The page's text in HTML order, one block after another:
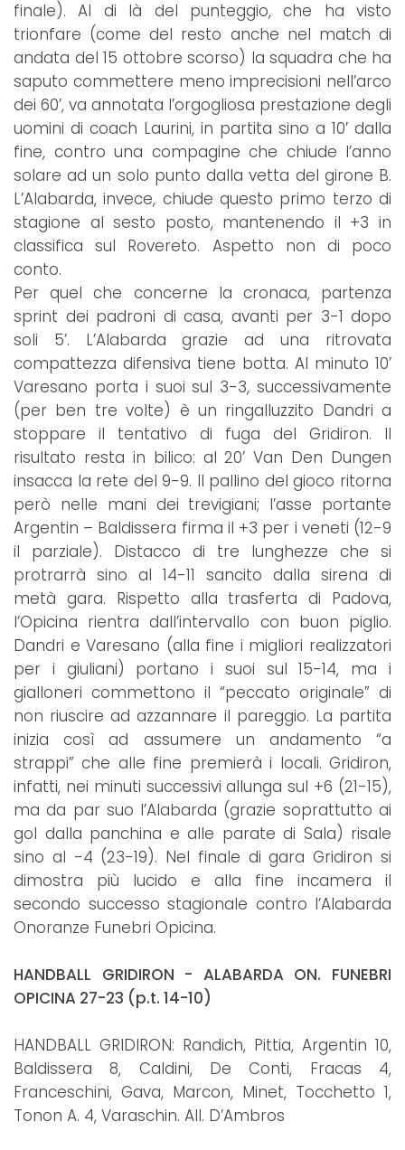
finale). Al di là del punteggio, che ha visto
trionfare (come del resto anche nel match di
andata del 15 ottobre scorso) la squadra che ha
saputo commettere meno imprecisioni nell’arco
dei 60’, va annotata l’orgogliosa prestazione degli
uomini di coach Laurini, in partita sino a 10’ dalla
fine, contro una compagine che chiude l’anno
solare ad un solo punto dalla vetta del girone B.
L’Alabarda, invece, chiude questo primo terzo di
stagione al sesto posto, mantenendo il +3 in
classifica sul Rovereto. Aspetto non di poco
conto.
Per quel che concerne la cronaca, partenza
sprint dei padroni di casa, avanti per 3-1 dopo
soli 5’. L’Alabarda grazie ad una ritrovata
compattezza difensiva tiene botta. Al minuto 10’
Varesano porta i suoi sul 3-3, successivamente
(per ben tre volte) è un ringalluzzito Dandri a
stoppare il tentativo di fuga del Gridiron. Il
risultato resta in bilico: al 20’ Van Den Dungen
insacca la rete del 9-9. Il pallino del gioco ritorna
però nelle mani dei trevigiani; l’asse portante
Argentin – Baldissera firma il +3 per i veneti (12-9
il parziale). Distacco di tre lunghezze che si
protrarrà sino al 14-11 sancito dalla sirena di
metà gara. Rispetto alla trasferta di Padova,
l’Opicina rientra dall’intervallo con buon piglio.
Dandri e Varesano (alla fine i migliori realizzatori
per i giuliani) portano i suoi sul 15-14, ma i
gialloneri commettono il “peccato originale” di
non riuscire ad azzannare il pareggio. La partita
inizia così ad assumere un andamento “a
strappi” che alle fine premierà i locali. Gridiron,
infatti, nei minuti successivi allunga sul +6 (21-15),
ma da par suo l’Alabarda (grazie soprattutto ai
gol dalla panchina e alle parate di Sala) risale
sino al -4 (23-19). Nel finale di gara Gridiron si
dimostra più lucido e alla fine incamera il
secondo successo stagionale contro l’Alabarda
Onoranze Funebri Opicina.
HANDBALL GRIDIRON - ALABARDA ON. FUNEBRI
OPICINA 27-23 (p.t. 14-10)
HANDBALL GRIDIRON: Randich, Pittia, Argentin 10,
Baldissera 8, Caldini, De Conti, Fracas 4,
Franceschini, Gava, Marcon, Minet, Tocchetto 1,
Tonon A. 4, Varaschin. All. D’Ambros